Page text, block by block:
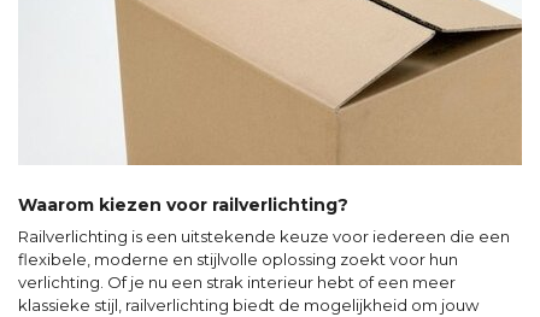
Waarom kiezen voor railverlichting?
Railverlichting is een uitstekende keuze voor iedereen die een
flexibele, moderne en stijlvolle oplossing zoekt voor hun
verlichting. Of je nu een strak interieur hebt of een meer
klassieke stijl, railverlichting biedt de mogelijkheid om jouw